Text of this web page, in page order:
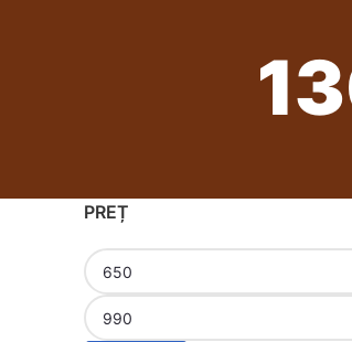
PREȚ